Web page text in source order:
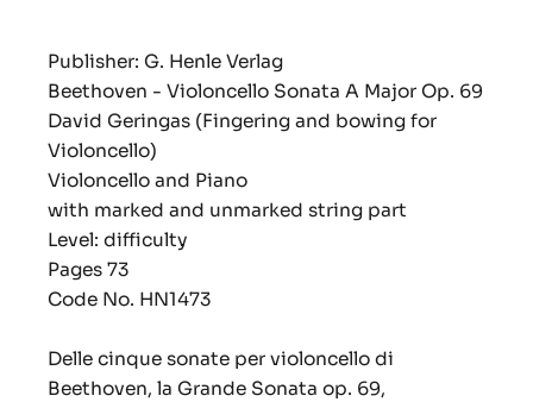
Publisher: G. Henle Verlag
Beethoven - Violoncello Sonata A Major Op. 69
David Geringas (Fingering and bowing for
Violoncello)
Violoncello and Piano
with marked and unmarked string part
Level: difficulty
Pages 73
Code No. HN1473
Delle cinque sonate per violoncello di
Beethoven, la Grande Sonata op. 69,